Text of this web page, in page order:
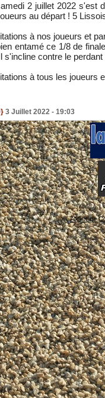
2 juillet 2022 s'est
au départ ! 5
à nos joueurs et
entamé ce 1/8 de
s'incline contre le
à tous les joueurs
3 Juillet 2022 - 19:03
Atelier de